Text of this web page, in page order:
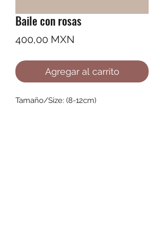
Baile con rosas
400,00 MXN
Agregar al carrito
Tamaño/Size: (8-12cm)